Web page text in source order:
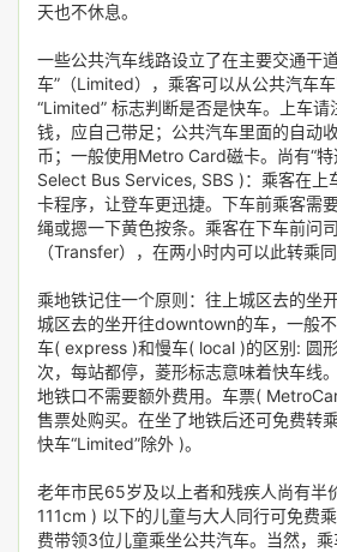
天也不休息。
一些公共汽车线路设立了在主要交通干
车”（Limited），乘客可以从公共汽车
“Limited” 标志判断是否是快车。上车
钱，应自己带足；公共汽车里面的自动
币；一般使用Metro Card磁卡。尚有“
Select Bus Services, SBS )：乘客在上
卡程序，让登车更迅捷。下车前乘客需
绳或摁一下黄色按条。乘客在下车前问
（Transfer），在两小时内可以此转乘
乘地铁记住一个原则：往上城区去的坐
城区去的坐开往downtown的车，一般
车( express )和慢车( local )的区别: 圆
次，每站都停，菱形标志意味着快车线
地铁口不需要额外费用。车票(
售票处购买。在坐了地铁后还可免费转
快车“Limited”除外 )。
老年市民65岁及以上者和残疾人尚有半
111cm ) 以下的儿童与大人同行可免费
费带领3位儿童乘坐公共汽车。当然，